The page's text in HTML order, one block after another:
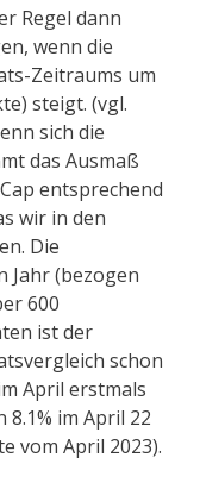
Regel dann
wenn die
Zeitraums um
steigt. (vgl.
sich die
das Ausmaß
entsprechend
wir in den
Die
Jahr (bezogen
600
ist der
schon
April erstmals
im April 22
vom April 2023).